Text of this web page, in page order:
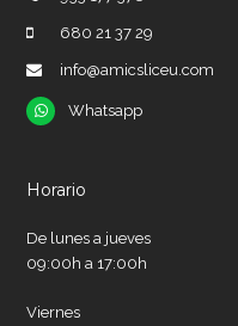
680 21 37 29
info@amicsliceu.com
Whatsapp
Whatsapp
Horario
De lunes a jueves
09:00h a 17:00h
Viernes